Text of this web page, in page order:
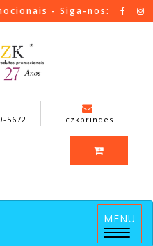
- Siga-nos:
5672 czkbrindes
MENU
Menu